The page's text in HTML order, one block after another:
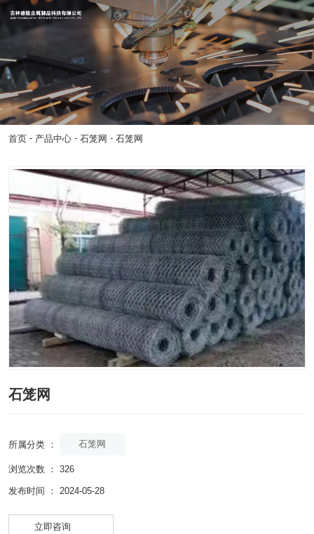
首页 - 产品中心 - 石笼网 - 石笼网
石笼网
所属分类 ： 石笼网
浏览次数 ： 326
发布时间 ： 2024-05-28
立即咨询